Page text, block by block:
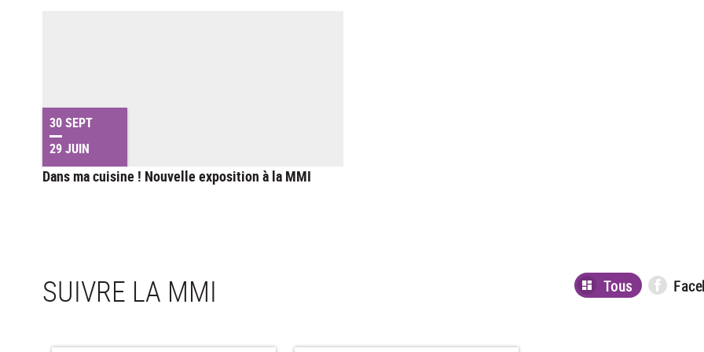
30 SEPT
29 JUIN
Dans ma cuisine ! Nouvelle exposition à la MMI
SUIVRE LA MMI Tous